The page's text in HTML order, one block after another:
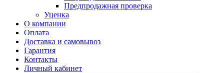
Предпродажная проверка
Уценка
О компании
Оплата
Доставка и самовывоз
Гарантия
Контакты
Личный кабинет